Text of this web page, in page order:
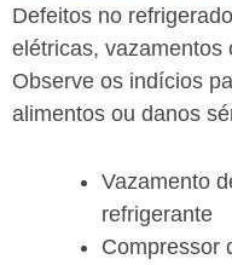
Defeitos no
elétricas, vazamentos
Observe os indícios
alimentos ou danos
Vazamento
refrigerante
Compressor